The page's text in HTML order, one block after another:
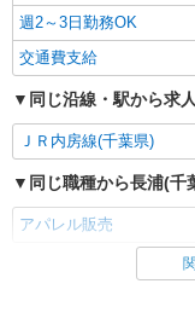
ト
週2～3日勤務OK
交通費支給
同じ沿線・駅から求
ＪＲ内房線(千葉県)
同じ職種から長浦(千
アパレル販売
同じ雇用形態から長